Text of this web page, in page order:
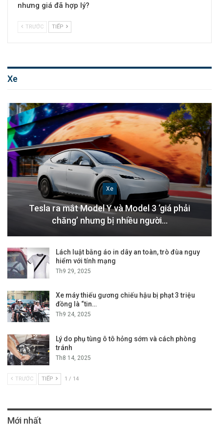
nhưng giá đã hợp lý?
TRƯỚC TIẾP
Xe
Xe
Tesla ra mắt Model Y và Model 3 ‘giá phải
chăng’ nhưng bị nhiều người…
Lách luật bằng áo in dây an toàn, trò đùa nguy
hiểm với tính mạng
Th9 29, 2025
Xe máy thiếu gương chiếu hậu bị phạt 3 triệu
đồng là “tin…
Th9 24, 2025
Lý do phụ tùng ô tô hỏng sớm và cách phòng
tránh
Th8 14, 2025
TRƯỚC TIẾP 1 / 14
Mới nhất